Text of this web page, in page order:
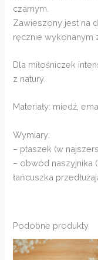
czarnym.
Zawieszony jest na
ręcznie wykonanym
Dla miłośniczek
z natury.
Materiały: miedź,
Wymiary:
– ptaszek (w
– obwód naszyjnika
łańcuszka
Podobne produkty